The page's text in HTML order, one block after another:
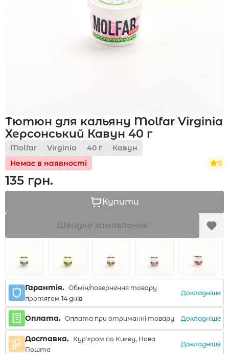
Укр Рус
Тютюн для кальяну Molfar Virginia
Херсонський Кавун 40 г
Molfar Virginia 40 г
Кавун
Немає в наявності
5
135 грн.
Купити
Швидке замовлення
Гарантія. Обмін/повернення товару
протягом 14 днів
Докладніше
Оплата. Оплата при отриманні товару Докладніше
Доставка. Кур'єром по Києву, Нова
Пошта
Докладніше